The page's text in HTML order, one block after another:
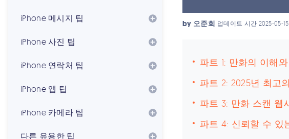
iPhone 메시지 팁
iPhone 사진 팁
iPhone 연락처 팁
iPhone 앱 팁
iPhone 카메라 팁
다른 유용한 팁
by 오준희 업데이트 시간 2025-05-
파트 1: 만화의 이해
파트 2: 2025년 최고
파트 3: 만화 스캔 웹
파트 4: 신뢰할 수 있